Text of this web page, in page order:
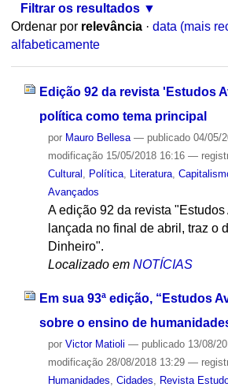
Filtrar os resultados
Ordenar por relevância · data (mais
alfabeticamente
Edição 92 da revista 'Estudos
política como tema principal
por Mauro Bellesa — publicado04/05/
modificação15/05/2018 16:16 —
Cultural
Política, Literatura,
Avançados
A edição 92 da revista "Estudos
lançada no final de abril, traz o
Dinheiro".
Localizado em NOTÍCIAS
Em sua 93ª edição, “Estudos
sobre o ensino de
por Victor Matioli — publicado13/08/
modificação28/08/2018 13:29 —
Humanidades Cidades Revista